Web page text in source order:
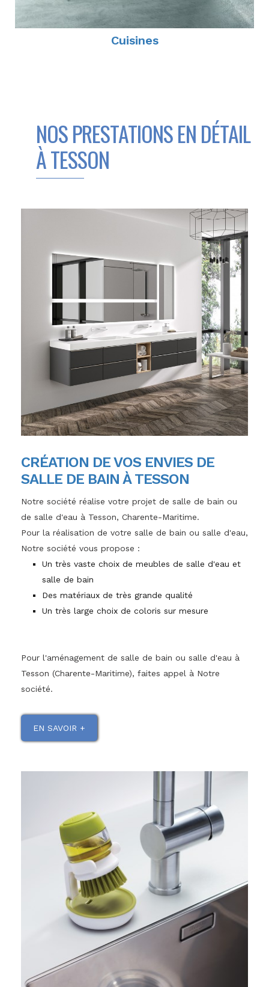
Cuisines
NOS PRESTATIONS EN DÉTAIL
À TESSON
CRÉATION DE VOS ENVIES DE
SALLE DE BAIN À TESSON
Notre société réalise votre projet de salle de bain ou
de salle d'eau à Tesson, Charente-Maritime.
Pour la réalisation de votre salle de bain ou salle d'eau,
Notre société vous propose :
Un très vaste choix de meubles de salle d'eau et
salle de bain
Des matériaux de très grande qualité
Un très large choix de coloris sur mesure
Pour l'aménagement de salle de bain ou salle d'eau à
Tesson (Charente-Maritime), faites appel à Notre
société.
EN SAVOIR +